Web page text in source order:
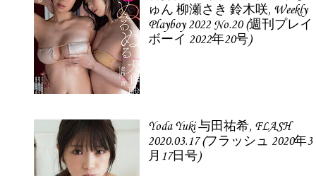
ゅん 柳瀬さき 鈴木咲, Weekly
Playboy 2022 No.20 (週刊プレイ
ボーイ 2022年20号)
Yoda Yuki 与田祐希, FLASH
2020.03.17 (フラッシュ 2020年3
月17日号)